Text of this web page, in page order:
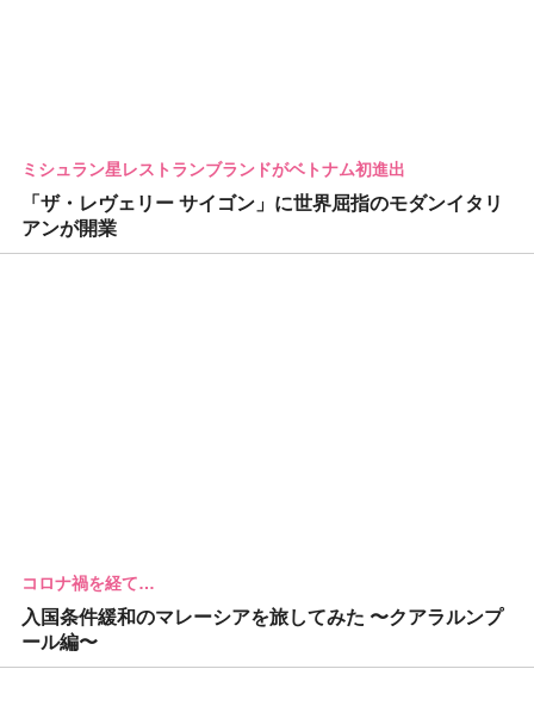
ミシュラン星レストランブランドがベトナム初進出
「ザ・レヴェリー サイゴン」に世界屈指のモダンイタリ
アンが開業
コロナ禍を経て…
入国条件緩和のマレーシアを旅してみた 〜クアラルンプ
ール編〜